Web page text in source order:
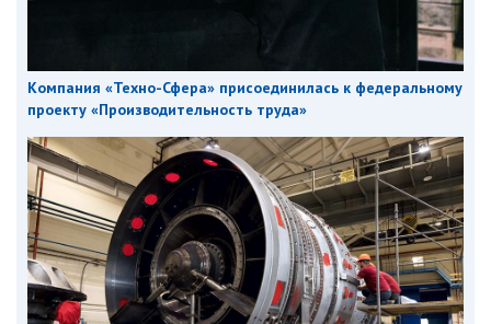
Компания «Техно-Сфера» присоединилась к федеральному
проекту «Производительность труда»